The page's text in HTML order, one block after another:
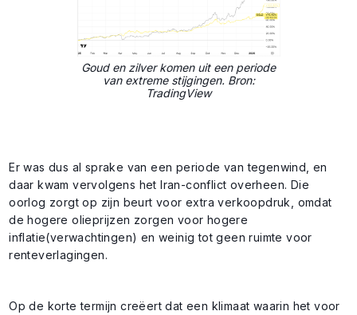
Goud en zilver komen uit een periode
van extreme stijgingen. Bron:
TradingView
Er was dus al sprake van een periode van tegenwind, en
daar kwam vervolgens het Iran-conflict overheen. Die
oorlog zorgt op zijn beurt voor extra verkoopdruk, omdat
de hogere olieprijzen zorgen voor hogere
inflatie(verwachtingen) en weinig tot geen ruimte voor
renteverlagingen.
Op de korte termijn creëert dat een klimaat waarin het voor